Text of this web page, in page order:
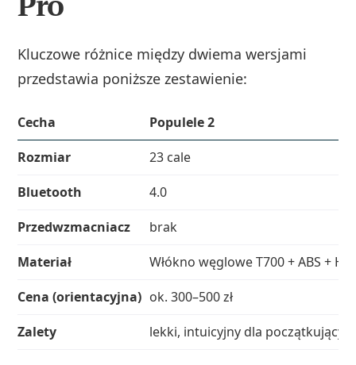
Kluczowe różnice między dwiema wersjami
przedstawia poniższe zestawienie:
Cecha
Populele 2
Rozmiar
23 cale
Bluetooth
4.0
Przedwzmacniacz
brak
Materiał
Włókno węglowe T700 + ABS +
Cena (orientacyjna) ok. 300–500 zł
Zalety
lekki, intuicyjny dla